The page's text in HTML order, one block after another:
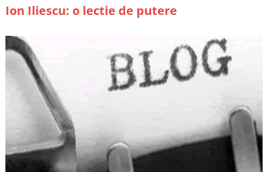
Ion Iliescu: o lectie de putere